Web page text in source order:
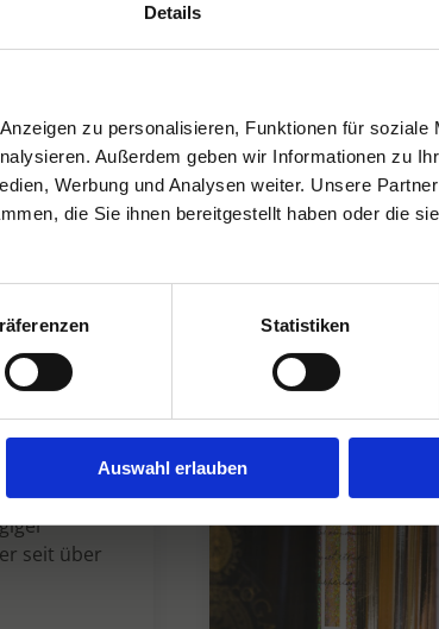
Details
zu personalisieren, Funktionen für soziale
Außerdem geben wir Informationen zu
Werbung und Analysen weiter. Unsere
die Sie ihnen bereitgestellt haben oder die
Statistiken
Auswahl erlauben
seit
seit über